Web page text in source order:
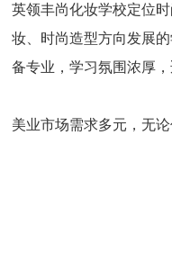
英领丰尚化妆学校定位
妆、时尚造型方向发展
备专业，学习氛围浓厚
美业市场需求多元，无